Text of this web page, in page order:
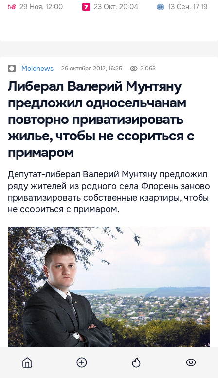
29 Ноя. 12:00
23 Окт. 20:04
13 Сен. 17:19
Moldnews 26 октября 2012, 16:25 2 063
Либерал Валерий Мунтяну
предложил односельчанам
повторно приватизировать
жилье, чтобы не ссориться с
примаром
Депутат-либерал Валерий Мунтяну предложил
ряду жителей из родного села Флорень заново
приватизировать собственные квартиры, чтобы
не ссориться с примаром.